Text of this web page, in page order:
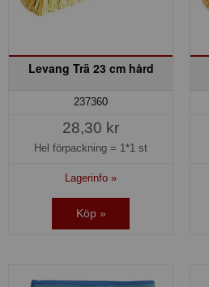
Levang Trä 23 cm hård
237360
28,30 kr
Hel förpackning = 1*1 st
Lagerinfo »
Köp »